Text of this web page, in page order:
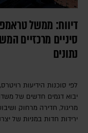
דיווח: ממשל טראמפ
סיניים מרכזיים
נתונים
לפי סוכנות הידיעות
יבוא דגמים חדשים של
מריגול, חדירה מרחוק
ירידות חדות במניות של